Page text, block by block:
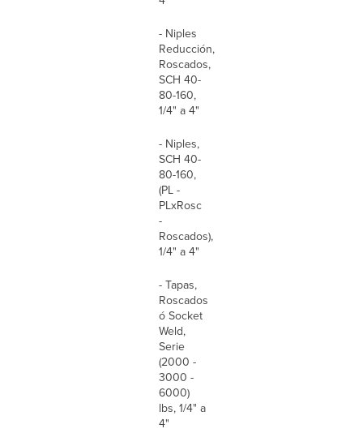
- Niples
Reducción,
Roscados,
SCH 40-
80-160,
1/4" a 4"
- Niples,
SCH 40-
80-160,
(PL -
PLxRosc
-
Roscados),
1/4" a 4"
- Tapas,
Roscados
ó Socket
Weld,
Serie
(2000 -
3000 -
6000)
lbs, 1/4" a
4"